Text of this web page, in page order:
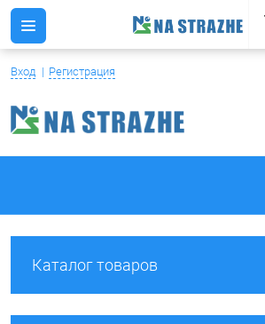
Вход Регистрация
Каталог товаров